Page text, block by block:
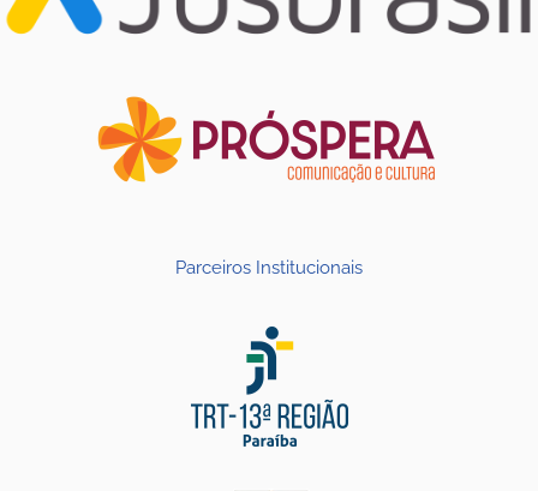
Parceiros Institucionais